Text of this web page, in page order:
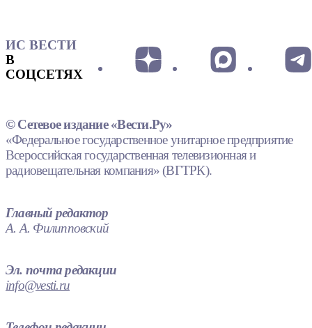
ИС ВЕСТИ
В
СОЦСЕТЯХ
© Сетевое издание «Вести.Ру»
«Федеральное государственное унитарное предприятие
Всероссийская государственная телевизионная и
радиовещательная компания» (ВГТРК).
Главный редактор
А. А. Филипповский
Эл. почта редакции
info@vesti.ru